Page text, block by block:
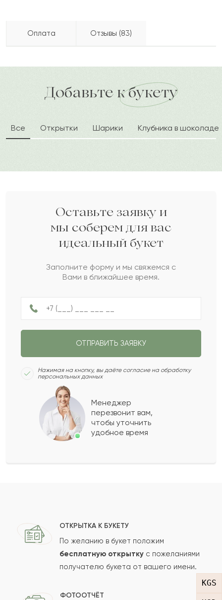
KGS
Оплата Отзывы (83)
доставка по городу в течение часа
И 2024-07-15
Ибрай
2024-06-04
Д 2024-05-26
Джоан
С 2024-05-11
Сергей
2024-05-11
Гульшаш
2024-05-10
Нуралы
Зайтуна
А Ару
Тимур
Показать еще
Ваш e-mail
Отзыв
Добавьте к букету
Все Открытки Шарики Клубника в шоколаде
Оставьте заявку и
мы соберем для вас
идеальный букет
Заполните форму и мы свяжемся с
Вами в ближайшее время.
ОТПРАВИТЬ ЗАЯВКУ
Нажимая на кнопку, вы даёте согласие на обработку
персональных данных
Менеджер
перезвонит вам,
чтобы уточнить
удобное время
ОТКРЫТКА К БУКЕТУ
По желанию в букет положим
бесплатную открытку с пожеланиями
получателю букета от вашего имени.
ФОТООТЧЁТ